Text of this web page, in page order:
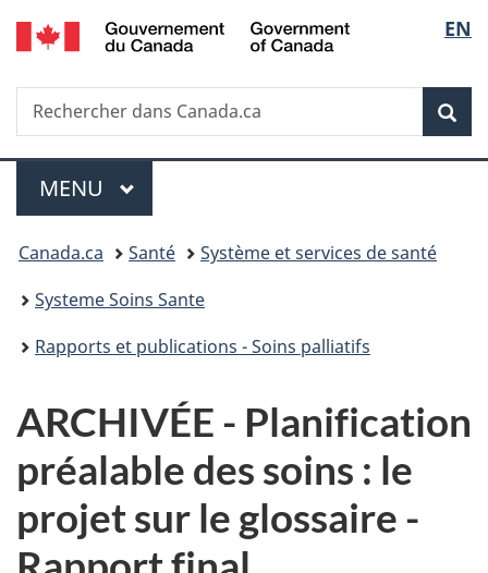
Passer
au
des
Passer
au
principal
Passer
à
Au
du
Passer
à
version
simplifiée
de
la
EN
Recherche
Rechercher
dans
Menu
MENU PRINCIPAL
Vous
êtes
ici :
Canada.ca Santé
Système et services de santé
Systeme Soins Sante
Rapports et publications - Soins palliatifs
ARCHIVÉE - Planification
préalable des soins : le
projet sur le glossaire -